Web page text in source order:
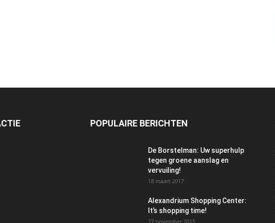
POPULAIRE BERICHTEN
De Borstelman: Uw superhulp
tegen groene aanslag en
vervuiling!
18 maart 2017
Alexandrium Shopping Center:
It’s shopping time!
27 november 2015